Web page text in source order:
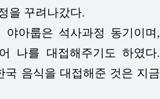
을 꾸려나갔다.
아룹은 석사과정 동기이며,
나를 대접해주기도 하였다.
음식을 대접해준 것은 지금